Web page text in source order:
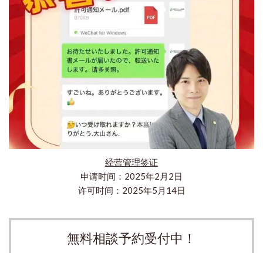
经营管理签证
申请时间：2025年2月2日
许可时间：2025年5月14日
無料相談予約受付中！